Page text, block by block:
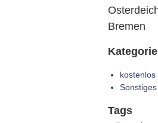
Bremen
Kategorie
kostenlos
Sonstiges
Tags